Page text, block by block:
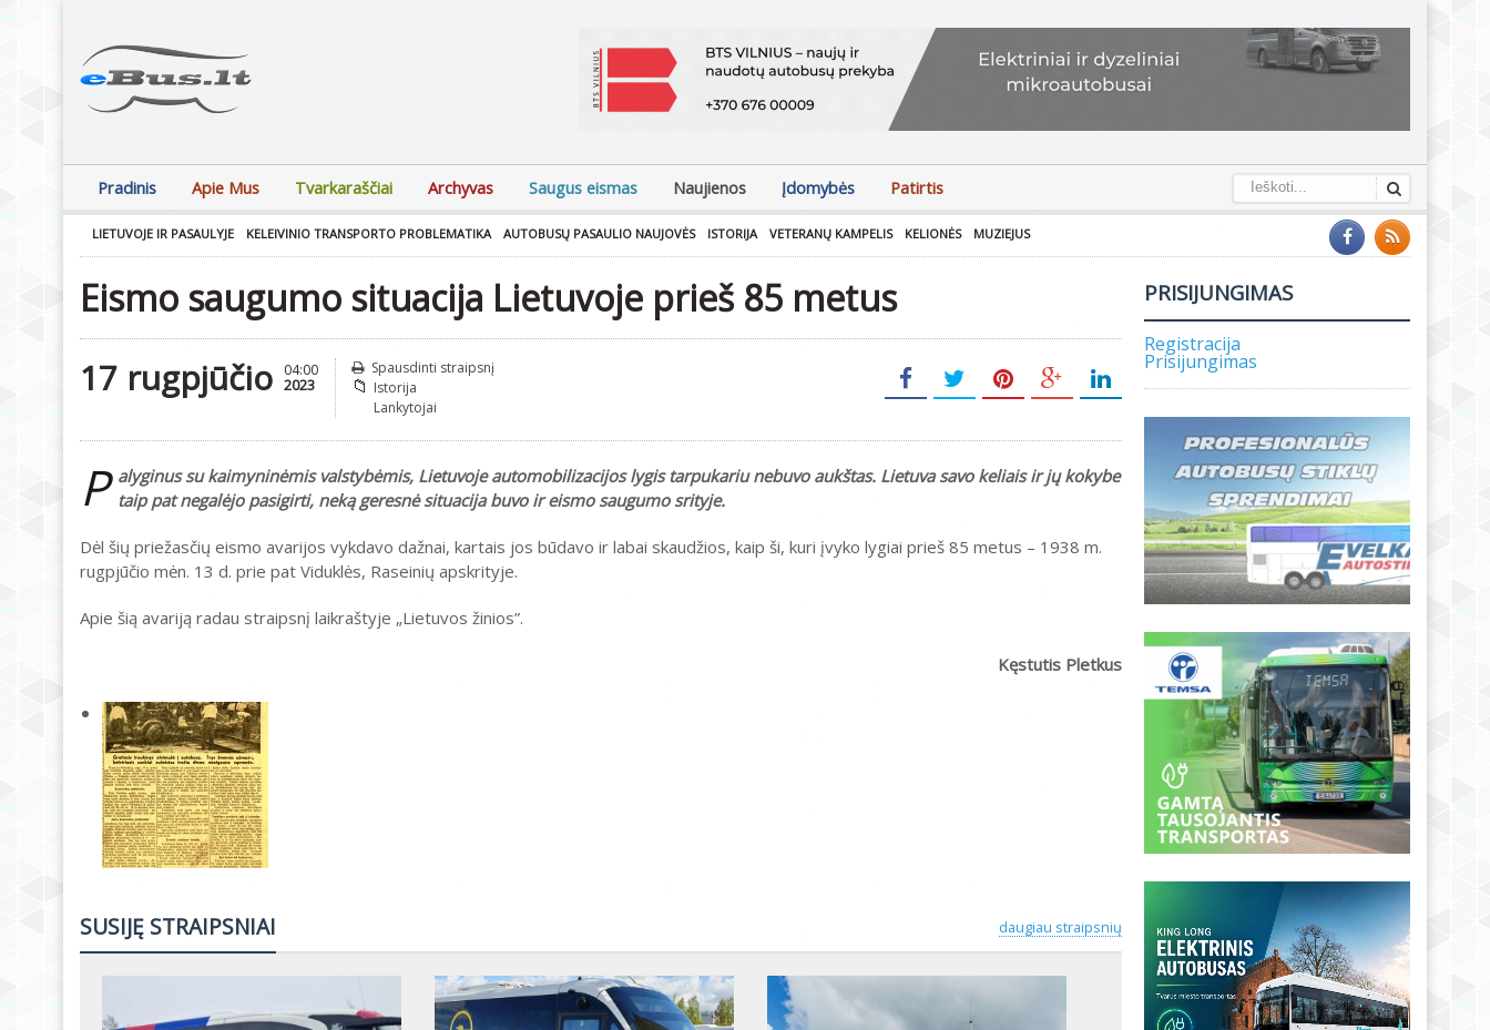
Pradinis Apie Mus Tvarkaraščiai Archyvas Saugus eismas Naujienos Įdomybės Patirtis
LIETUVOJE IR PASAULYJE KELEIVINIO TRANSPORTO PROBLEMATIKA AUTOBUSŲ PASAULIO NAUJOVĖS ISTORIJA VETERANŲ KAMPELIS KELIONĖS MUZIEJUS
Eismo saugumo situacija Lietuvoje prieš 85 metus
17 rugpjūčio 04:00
2023
Spausdinti straipsnį
Istorija
Lankytojai
P alyginus su kaimyninėmis valstybėmis, Lietuvoje automobilizacijos lygis tarpukariu nebuvo aukštas. Lietuva savo keliais ir jų kokybe
taip pat negalėjo pasigirti, neką geresnė situacija buvo ir eismo saugumo srityje.
Dėl šių priežasčių eismo avarijos vykdavo dažnai, kartais jos būdavo ir labai skaudžios, kaip ši, kuri įvyko lygiai prieš 85 metus – 1938 m.
rugpjūčio mėn. 13 d. prie pat Viduklės, Raseinių apskrityje.
Apie šią avariją radau straipsnį laikraštyje „Lietuvos žinios”.
Kęstutis Pletkus
daugiau straipsnių
SUSIJĘ STRAIPSNIAI
PRISIJUNGIMAS
Registracija
Prisijungimas